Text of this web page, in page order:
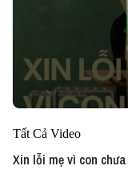
Tất Cả Video
Xin lỗi mẹ vì con